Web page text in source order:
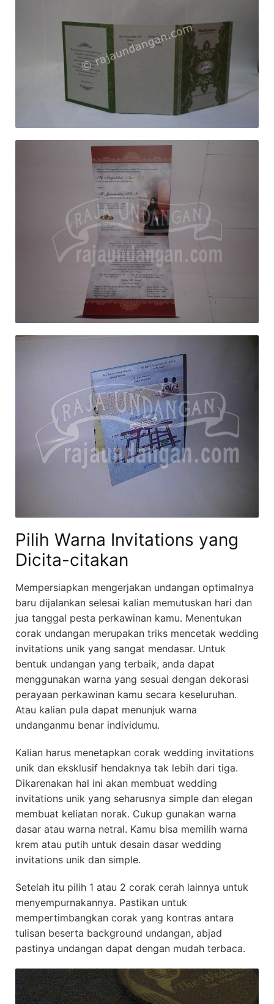
Pilih Warna Invitations yang
Dicita-citakan
Mempersiapkan mengerjakan undangan optimalnya
baru dijalankan selesai kalian memutuskan hari dan
jua tanggal pesta perkawinan kamu. Menentukan
corak undangan merupakan triks mencetak wedding
invitations unik yang sangat mendasar. Untuk
bentuk undangan yang terbaik, anda dapat
menggunakan warna yang sesuai dengan dekorasi
perayaan perkawinan kamu secara keseluruhan.
Atau kalian pula dapat menunjuk warna
undanganmu benar individumu.
Kalian harus menetapkan corak wedding invitations
unik dan eksklusif hendaknya tak lebih dari tiga.
Dikarenakan hal ini akan membuat wedding
invitations unik yang seharusnya simple dan elegan
membuat keliatan norak. Cukup gunakan warna
dasar atau warna netral. Kamu bisa memilih warna
krem atau putih untuk desain dasar wedding
invitations unik dan simple.
Setelah itu pilih 1 atau 2 corak cerah lainnya untuk
menyempurnakannya. Pastikan untuk
mempertimbangkan corak yang kontras antara
tulisan beserta background undangan, abjad
pastinya undangan dapat dengan mudah terbaca.